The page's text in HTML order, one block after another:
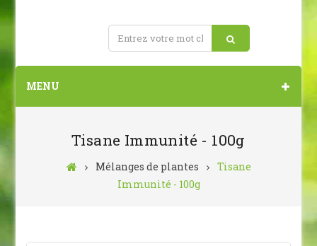
MENU
Tisane Immunité - 100g
Mélanges de plantes
Tisane
Immunité - 100g